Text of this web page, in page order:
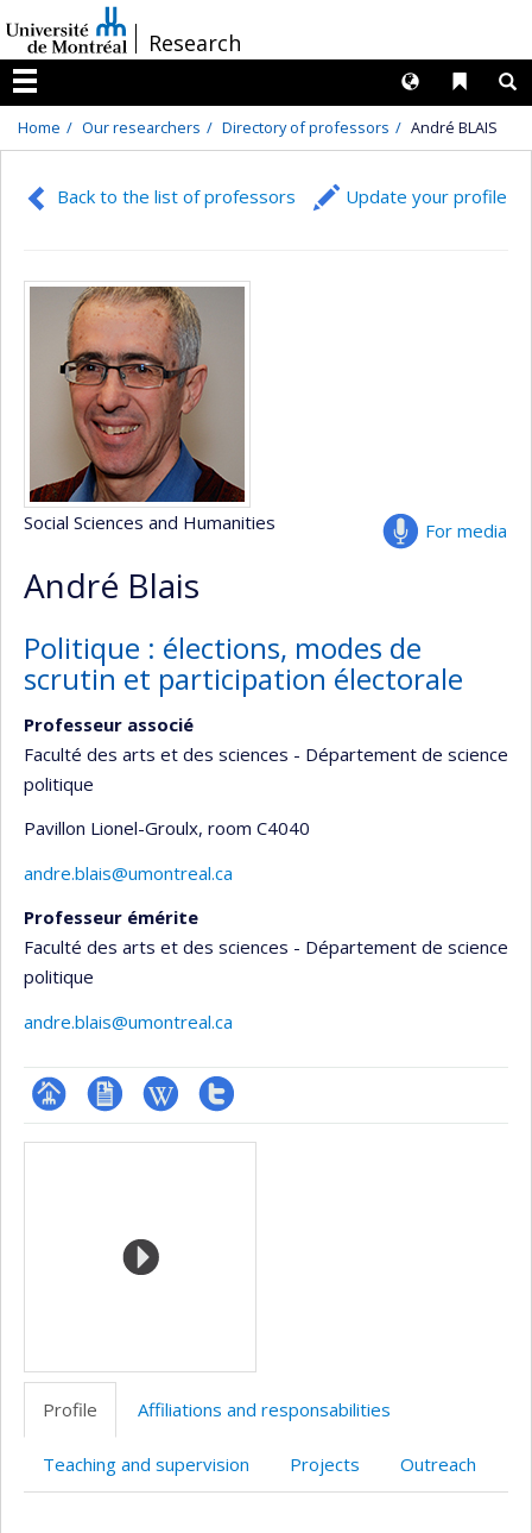
au
contenu
/Research
Menu
Liens
Langues
Home Our researchers Directory of professors André BLAIS
Back to the list of professors Update your profile
For media
Social Sciences and Humanities
André Blais
Politique : élections, modes de
scrutin et participation électorale
Professeur associé
Faculté des arts et des sciences - Département de science
politique
Pavillon Lionel-Groulx, room C4040
andre.blais@umontreal.ca
Professeur émérite
Faculté des arts et des sciences - Département de science
politique
andre.blais@umontreal.ca
Page CV Wiki
Compte
Media
Profile Affiliations and responsabilities
Teaching and supervision Projects Outreach